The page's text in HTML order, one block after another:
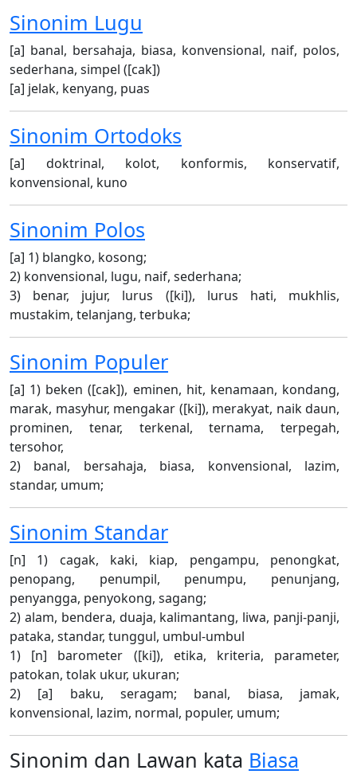
Sinonim Lugu
[a] banal, bersahaja, biasa, konvensional, naif, polos,
sederhana, simpel ([cak])
[a] jelak, kenyang, puas
Sinonim Ortodoks
[a] doktrinal, kolot, konformis, konservatif,
konvensional, kuno
Sinonim Polos
[a] 1) blangko, kosong;
2) konvensional, lugu, naif, sederhana;
3) benar, jujur, lurus ([ki]), lurus hati, mukhlis,
mustakim, telanjang, terbuka;
Sinonim Populer
[a] 1) beken ([cak]), eminen, hit, kenamaan, kondang,
marak, masyhur, mengakar ([ki]), merakyat, naik daun,
prominen, tenar, terkenal, ternama, terpegah,
tersohor,
2) banal, bersahaja, biasa, konvensional, lazim,
standar, umum;
Sinonim Standar
[n] 1) cagak, kaki, kiap, pengampu, penongkat,
penopang, penumpil, penumpu, penunjang,
penyangga, penyokong, sagang;
2) alam, bendera, duaja, kalimantang, liwa, panji-panji,
pataka, standar, tunggul, umbul-umbul
1) [n] barometer ([ki]), etika, kriteria, parameter,
patokan, tolak ukur, ukuran;
2) [a] baku, seragam; banal, biasa, jamak,
konvensional, lazim, normal, populer, umum;
Sinonim dan Lawan kata Biasa